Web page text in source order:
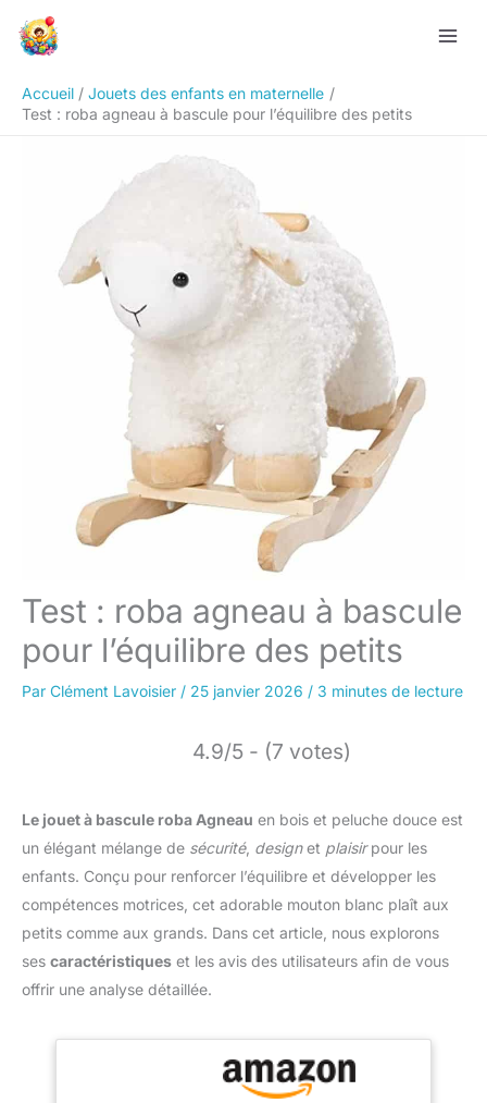
Accueil
Jouets des enfants en maternelle
Test : roba agneau à bascule pour l’équilibre des petits
Test : roba agneau à bascule
pour l’équilibre des petits
Par Clément Lavoisier / 25 janvier 2026 / 3 minutes de lecture
4.9/5 - (7 votes)
Le jouet à bascule roba Agneau en bois et peluche douce est
un élégant mélange de sécurité, designet plaisirpour les
enfants. Conçu pour renforcer l’équilibre et développer les
compétences motrices, cet adorable mouton blanc plaît aux
petits comme aux grands. Dans cet article, nous explorons
ses caractéristiques et les avis des utilisateurs afin de vous
offrir une analyse détaillée.
Rechercher